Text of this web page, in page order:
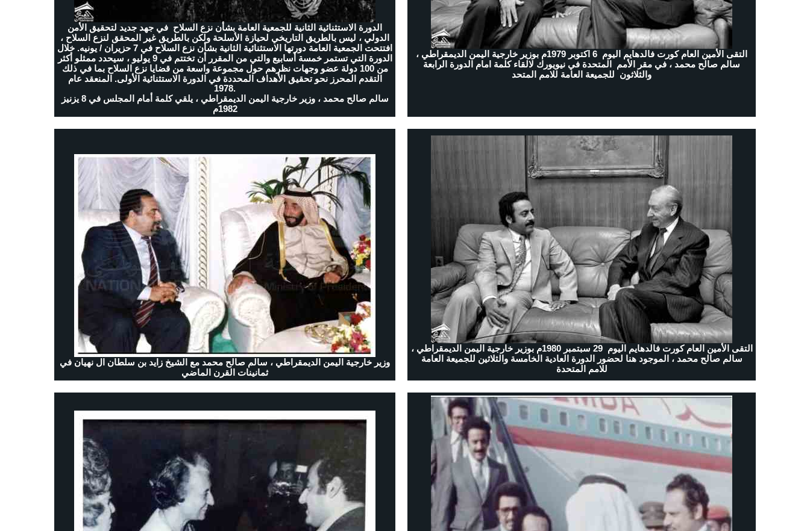
الدورة الاستثنائية الثانية للجمعية العامة بشأن نزع السلاح في جهد جديد لتحقيق الأمن
الدولي ، ليس بالطريق التاريخي لحيازة الأسلحة ولكن بالطريق غير المحقق لنزع السلاح ،
افتتحت الجمعية العامة دورتها الاستثنائية الثانية بشأن نزع السلاح في 7 حزيران / يونيه. خلال
الدورة التي تستمر خمسة أسابيع والتي من المقرر أن تختتم في 9 يوليو ، سيحدد ممثلو أكثر
من 100 دولة عضو وجهات نظرهم حول مجموعة واسعة من قضايا نزع السلاح بما في ذلك
التقدم المحرز نحو تحقيق الأهداف المحددة في الدورة الاستثنائية الأولى. المنعقد عام
1978.
سالم صالح محمد ، وزير خارجية اليمن الديمقراطي ، يلقي كلمة أمام المجلس في 8 يزنيز
1982م
التقى الأمين العام كورت فالدهايم اليوم 6 اكتوبر 1979م بوزير خارجية اليمن الديمقراطي ،
سالم صالح محمد ، في مقر الأمم المتحدة في نيويورك لالقاء كلمة امام الدورة الرابعة
والثلاثون للجميعة العامة للامم المتحد
وزير خارجية اليمن الديمقراطي ، سالم صالح محمد مع
الشيخ زايد بن سلطان ال نهيان في
ثمانينات القرن الماضي
التقى الأمين العام كورت فالدهايم اليوم 29 سبتمبر 1980م بوزير خارجية اليمن الديمقراطي ،
سالم صالح محمد ، الموجود هنا لحضور الدورة العادية الخامسة والثلاثين للجميعة العامة
للامم المتحدة